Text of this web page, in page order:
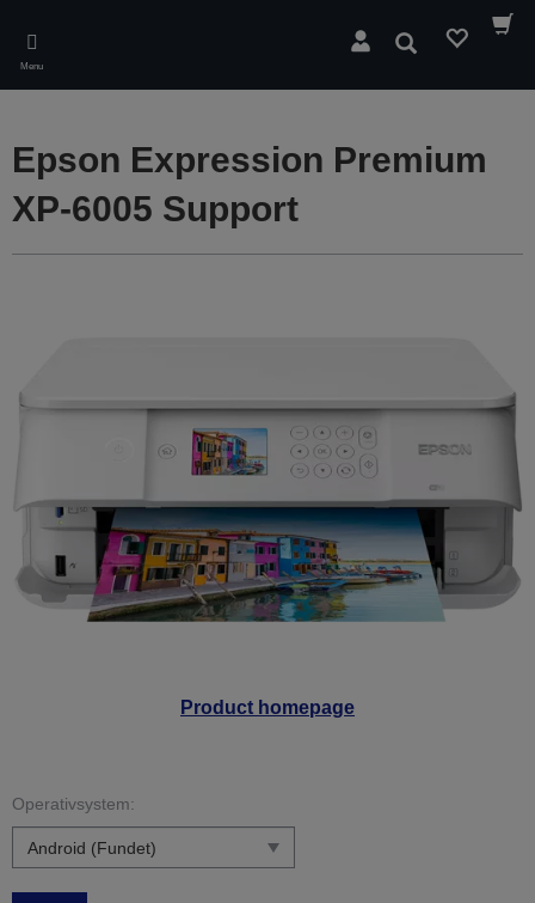
main
content
Menu
Søg
Product homepage
Epson Expression Premium
XP-6005 Support
Operativsystem: